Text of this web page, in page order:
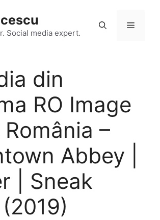
Social media expert.
Menu
din
RO Image
–
Abbey |
| Sneak